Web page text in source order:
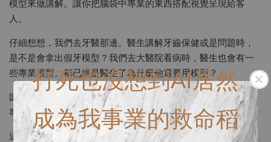
打死也沒想到AI居然
成為我事業的救命稻
模型來做講解。讓你把腦袋中專業的東西搭配視覺呈現給客
人。
仔細想想，我們去牙醫那邊。醫生講解牙齒保健或是問題時，
是不是會拿出假牙模型？我們去大醫院看病時，醫生也會有一
些專業模型。都已經是醫生了為什麼他還要用模型？
因為專業知識加上硬體模型等於信任和俘虜受眾的心！這也是
專業的表象。
這堂課程將會讓你學到：